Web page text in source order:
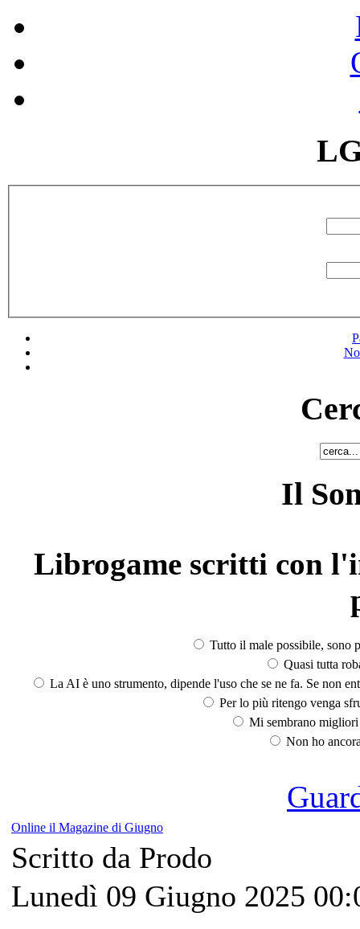
Il
Librogame scritti con
Tutto il male possibile, sono
Quasi tutta
La AI è uno strumento, dipende l'uso che se ne fa. Se non
Per lo più ritengo venga
Mi sembrano
Non ho
Online il Magazine di Giugno
Scritto da Prodo
Lunedì 09 Giugno 2025